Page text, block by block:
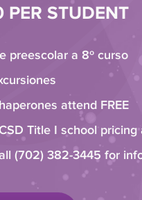
PER STUDENT
preescolar a 8º curso
attend FREE
Title I school pricing
(702) 382-3445 for